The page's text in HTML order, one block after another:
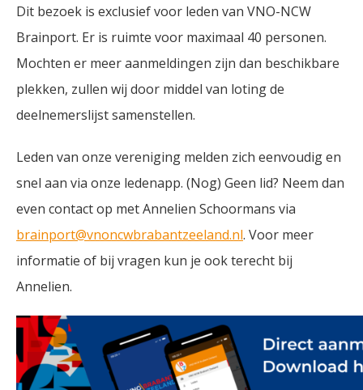
Dit bezoek is exclusief voor leden van VNO-NCW
Brainport. Er is ruimte voor maximaal 40 personen.
Mochten er meer aanmeldingen zijn dan beschikbare
plekken, zullen wij door middel van loting de
deelnemerslijst samenstellen.
Leden van onze vereniging melden zich eenvoudig en
snel aan via onze ledenapp. (Nog) Geen lid? Neem dan
even contact op met Annelien Schoormans via
brainport@vnoncwbrabantzeeland.nl. Voor meer
informatie of bij vragen kun je ook terecht bij
Annelien.